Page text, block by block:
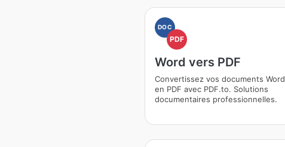
DOC
PDF
Word vers PDF
Convertissez vos documents Word
en PDF avec PDF.to. Solutions
documentaires professionnelles.